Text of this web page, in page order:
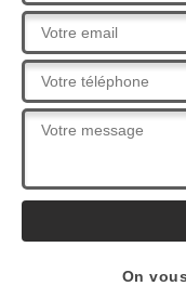
On